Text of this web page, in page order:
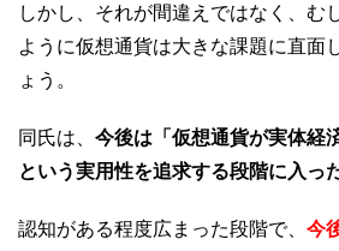
しかし、それが間違えではなく、む
ように仮想通貨は大きな課題に直面
ょう。
同氏は、 今後は「仮想通貨が実体経
という実用性を追求する段階に入っ
認知がある程度広まった段階で、 今